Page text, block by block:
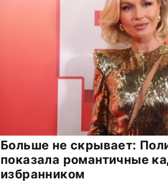
Больше не скрывает:
показала романтичные
избранником